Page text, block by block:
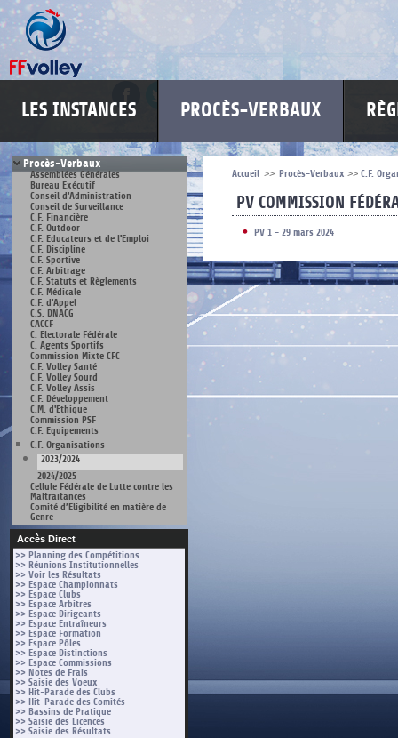
LES INSTANCES PROCÈS-VERBAUX
Procès-Verbaux
Assemblées Générales
Bureau Exécutif
Conseil d'Administration
Conseil de Surveillance
C.F. Financière
C.F. Outdoor
C.F. Educateurs et de l'Emploi
C.F. Discipline
C.F. Sportive
C.F. Arbitrage
C.F. Statuts et Règlements
C.F. Médicale
C.F. d'Appel
C.S. DNACG
CACCF
C. Electorale Fédérale
C. Agents Sportifs
Commission Mixte CFC
C.F. Volley Santé
C.F. Volley Sourd
C.F. Volley Assis
C.F. Développement
C.M. d'Ethique
Commission PSF
C.F. Equipements
C.F. Organisations
2023/2024
2024/2025
Cellule Fédérale de Lutte contre les
Maltraitances
Comité d’Eligibilité en matière de
Genre
Accès Direct
>> Planning des Compétitions
>> Réunions Institutionnelles
>> Voir les Résultats
>> Espace Championnats
>> Espace Clubs
>> Espace Arbitres
>> Espace Dirigeants
>> Espace Entraîneurs
>> Espace Formation
>> Espace Pôles
>> Espace Distinctions
>> Espace Commissions
>> Notes de Frais
>> Saisie des Voeux
>> Hit-Parade des Clubs
>> Hit-Parade des Comités
>> Bassins de Pratique
>> Saisie des Licences
>> Saisie des Résultats
Accueil >> Procès-Verbaux >> C.F.
PV COMMISSION
PV 1 - 29 mars 2024